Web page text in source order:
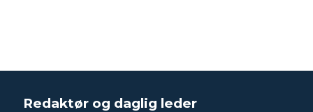
Redaktør og daglig leder